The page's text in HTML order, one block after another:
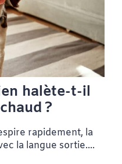
halète-t-il
?
rapidement, la
la langue sortie....